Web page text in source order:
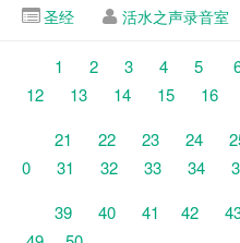
圣经 活水之声录音室
1 2 3 4 5
12
13 14 15 16
21
22 23 24
0
31 32 33 34
39
40 41 42